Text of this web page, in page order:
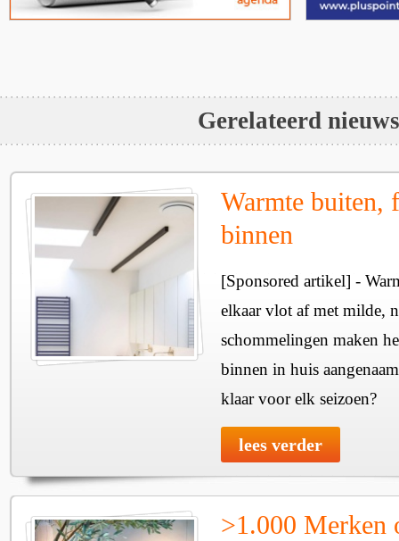
Gerelateerd nieuws
Warmte buiten,
binnen
[Sponsored artikel] -
elkaar vlot af met milde,
schommelingen maken
binnen in huis
klaar voor elk seizoen?
lees verder
>1.000 Merken